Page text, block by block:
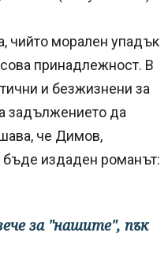
чийто морален упадък
принадлежност. В
и безжизнени за
задължението да
че Димов,
бъде издаден романът:
за "нашите", пък